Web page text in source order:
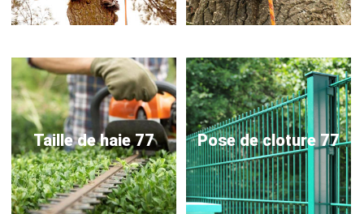
Taille de haie 77 Pose de cloture 77